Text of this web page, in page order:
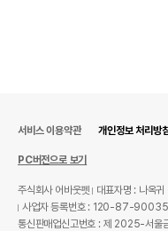
서비스 이용약관 개인정보 처리방
PC버전으로 보기
주식회사 어바웃펫
대표자명 : 나옥귀
사업자 등록번호 : 120-87-
통신판매업신고번호 : 제 2025-서